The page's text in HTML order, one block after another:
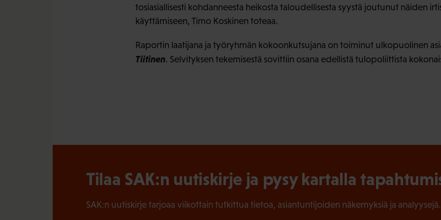
tosiasiallisesti kohdanneesta heikosta taloudellisesta syystä joutunut näiden
käyttämiseen, Timo Koskinen toteaa.
Raportin laatijana ja työryhmän kokoonkutsujana on toiminut ulkopuolinen
Tiitinen. Selvityksen tekemisestä sovittiin osana edellistä tulopoliittista
Tilaa SAK:n uutiskirje ja pysy kartalla
SAK:n uutiskirje tarjoaa viikottain tutkittua tietoa, asiantuntijoiden näkemyksiä ja analyysejä.